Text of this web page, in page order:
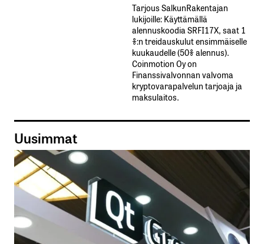
Tarjous SalkunRakentajan
lukijoille: Käyttämällä​ ​
alennuskoodia​ ​SRFI17X,​ ​saat​ ​1
%:n treidauskulut​ ​ensimmäiselle​ ​
kuukaudelle​ ​(50%​ ​alennus).
Coinmotion Oy on
Finanssivalvonnan valvoma
kryptovarapalvelun tarjoaja ja
maksulaitos.
Uusimmat